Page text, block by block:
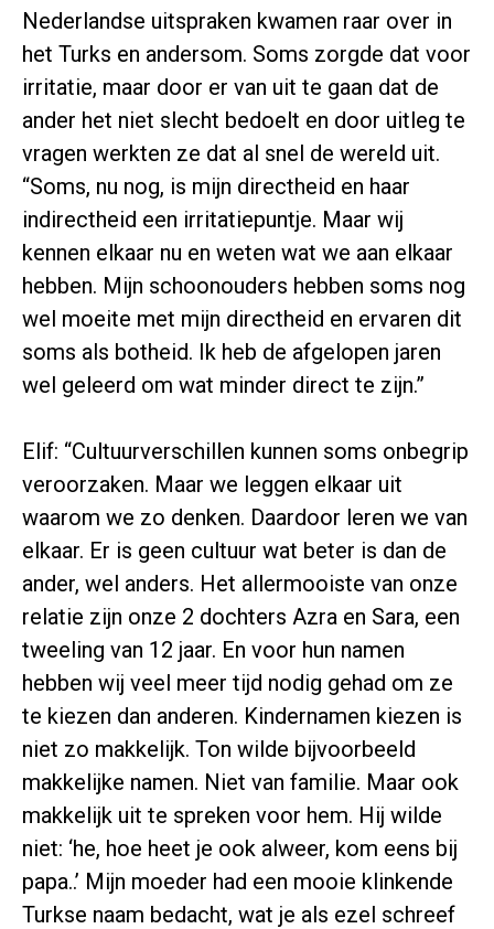
Nederlandse uitspraken kwamen raar over in
het Turks en andersom. Soms zorgde dat voor
irritatie, maar door er van uit te gaan dat de
ander het niet slecht bedoelt en door uitleg te
vragen werkten ze dat al snel de wereld uit.
“Soms, nu nog, is mijn directheid en haar
indirectheid een irritatiepuntje. Maar wij
kennen elkaar nu en weten wat we aan elkaar
hebben. Mijn schoonouders hebben soms nog
wel moeite met mijn directheid en ervaren dit
soms als botheid. Ik heb de afgelopen jaren
wel geleerd om wat minder direct te zijn.”
Elif: “Cultuurverschillen kunnen soms onbegrip
veroorzaken. Maar we leggen elkaar uit
waarom we zo denken. Daardoor leren we van
elkaar. Er is geen cultuur wat beter is dan de
ander, wel anders. Het allermooiste van onze
relatie zijn onze 2 dochters Azra en Sara, een
tweeling van 12 jaar. En voor hun namen
hebben wij veel meer tijd nodig gehad om ze
te kiezen dan anderen. Kindernamen kiezen is
niet zo makkelijk. Ton wilde bijvoorbeeld
makkelijke namen. Niet van familie. Maar ook
makkelijk uit te spreken voor hem. Hij wilde
niet: ‘he, hoe heet je ook alweer, kom eens bij
papa..’ Mijn moeder had een mooie klinkende
Turkse naam bedacht, wat je als ezel schreef